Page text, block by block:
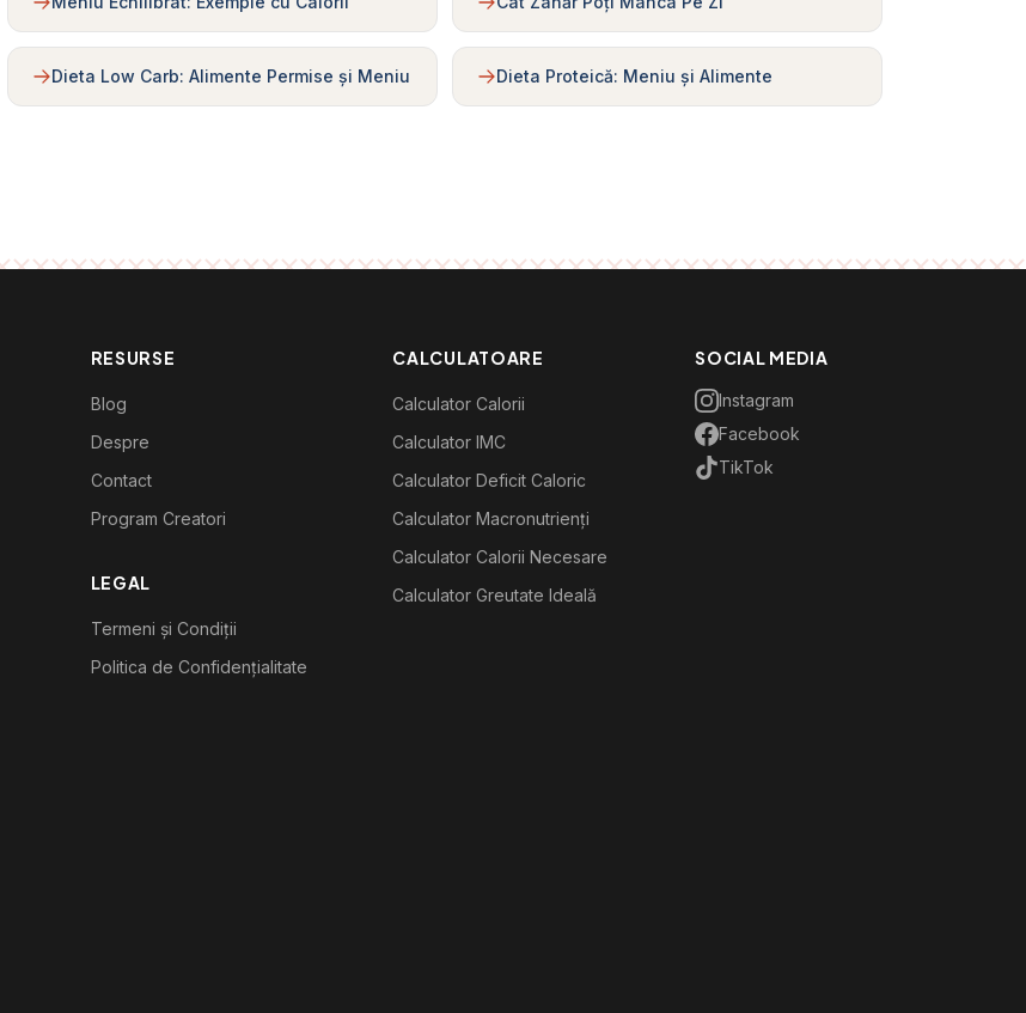
Dieta Low Carb: Alimente Permise și Meniu Dieta Proteică: Meniu și Alimente
RESURSE
Blog
Despre
Contact
Program Creatori
LEGAL
Termeni și Condiții
Politica de Confidențialitate
CALCULATOARE
Calculator Calorii
Calculator IMC
Calculator Deficit Caloric
Calculator Macronutrienți
Calculator Calorii Necesare
Calculator Greutate Ideală
SOCIAL MEDIA
Instagram
Facebook
TikTok